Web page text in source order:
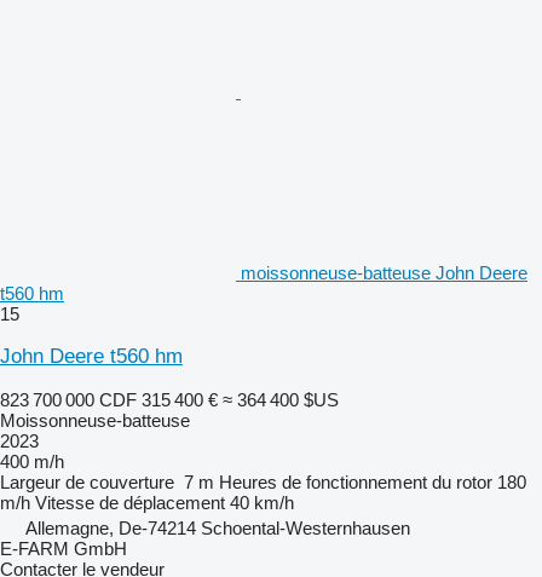
moissonneuse-batteuse John Deere
t560 hm
15
John Deere t560 hm
823 700 000 CDF 315 400 € ≈ 364 400 $US
Moissonneuse-batteuse
2023
400 m/h
Largeur de couverture 7 m Heures de fonctionnement du rotor 180
m/h Vitesse de déplacement 40 km/h
Allemagne, De-74214 Schoental-Westernhausen
E-FARM GmbH
Contacter le vendeur